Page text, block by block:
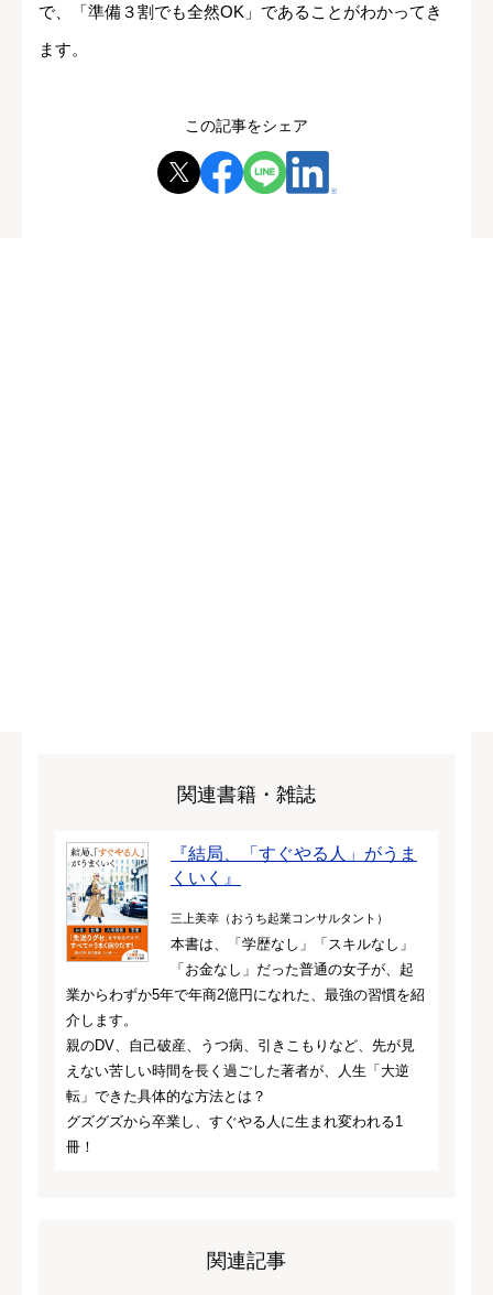
で、「準備３割でも全然OK」であることがわかってき
ます。
この記事をシェア
関連書籍・雑誌
『結局、「すぐやる人」がうま
くいく』
三上美幸（おうち起業コンサルタント）
本書は、「学歴なし」「スキルなし」
「お金なし」だった普通の女子が、起
業からわずか5年で年商2億円になれた、最強の習慣を紹
介します。
親のDV、自己破産、うつ病、引きこもりなど、先が見
えない苦しい時間を長く過ごした著者が、人生「大逆
転」できた具体的な方法とは？
グズグズから卒業し、すぐやる人に生まれ変われる1
冊！
関連記事